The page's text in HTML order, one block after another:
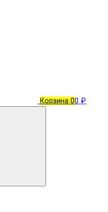
Корзина 00 ₽